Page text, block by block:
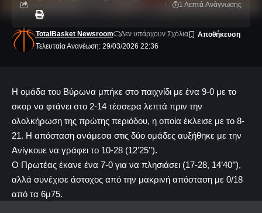
Τελευταία Ανανέωση: 29/03/2026 22:36
TotalBasket Newsroom Δεν υπάρχουν Σχόλια
1 Λεπτά Aνάγνωσης
Η ομάδα του Βύρωνα μπήκε στο παιχνίδι με ένα 9-0 με το
σκορ να φτάνει στο 2-14 τέσσερα λεπτά πριν την
ολολκήρωση της πρώτης περιόδου, η οποία έκλεισε με το 8-
21. Η απόσταση ανάμεσα στις δύο ομάδες αυξήθηκε με την
Ανίγκουε να γράφει το 10-28 (12’25’’).
Ο Πρωτέας έκανε ένα 7-0 για να πλησιάσει (17-28, 14’40’’),
αλλά συνέχισε άστοχος από την μακρινή απόσταση με 0/18
από τα 6μ75.